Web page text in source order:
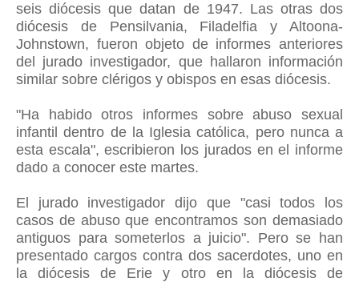
seis diócesis que datan de 1947. Las otras dos
diócesis de Pensilvania, Filadelfia y Altoona-
Johnstown, fueron objeto de informes anteriores
del jurado investigador, que hallaron información
similar sobre clérigos y obispos en esas diócesis.
"Ha habido otros informes sobre abuso sexual
infantil dentro de la Iglesia católica, pero nunca a
esta escala", escribieron los jurados en el informe
dado a conocer este martes.
El jurado investigador dijo que "casi todos los
casos de abuso que encontramos son demasiado
antiguos para someterlos a juicio". Pero se han
presentado cargos contra dos sacerdotes, uno en
la diócesis de Erie y otro en la diócesis de